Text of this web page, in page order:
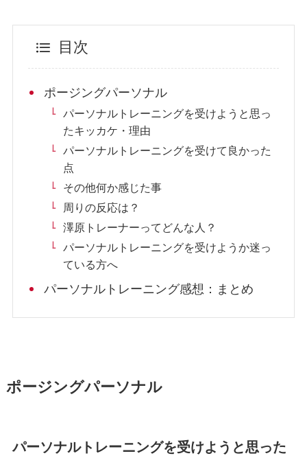
目次
ポージングパーソナル
パーソナルトレーニングを受けようと思っ
たキッカケ・理由
パーソナルトレーニングを受けて良かった
点
その他何か感じた事
周りの反応は？
澤原トレーナーってどんな人？
パーソナルトレーニングを受けようか迷っ
ている方へ
パーソナルトレーニング感想：まとめ
ポージングパーソナル
パーソナルトレーニングを受けようと思った